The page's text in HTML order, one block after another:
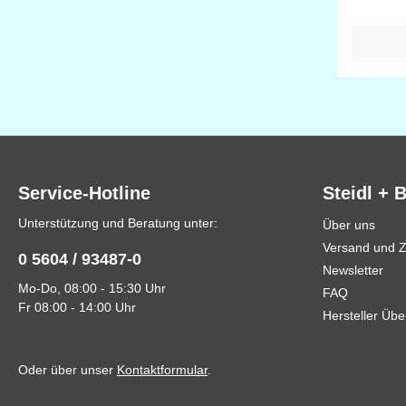
extra
Service-Hotline
Unterstützung und Beratung unter:
0 5604 / 93487-0
Mo-Do, 08:00 - 15:30 Uhr
Fr 08:00 - 14:00 Uhr
Oder über unser Kontaktformular.
Steidl +
Über uns
Versand und
Newsletter
FAQ
Hersteller